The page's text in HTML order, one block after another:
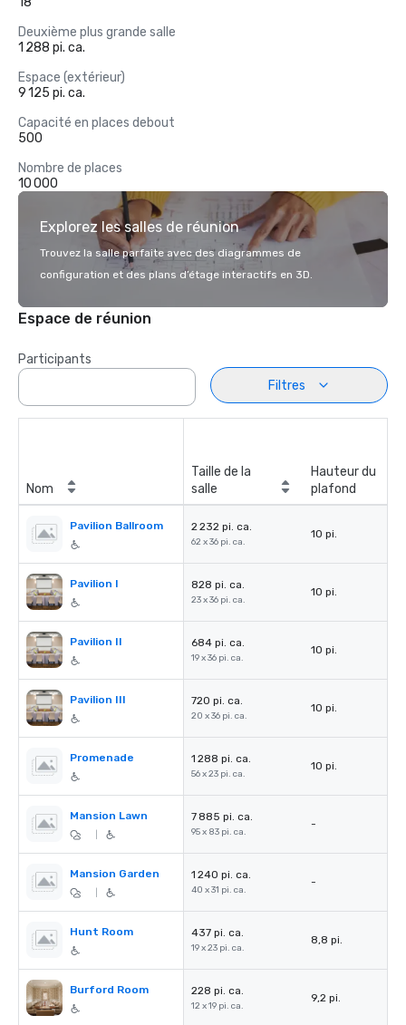
Deuxième plus grande salle
1 288 pi. ca.
Espace (extérieur)
9 125 pi. ca.
Capacité en places debout
500
Nombre de places
10 000
Explorez les salles de réunion
Trouvez la salle parfaite avec des diagrammes de
configuration et des plans d’étage interactifs en 3D.
Espace de réunion
Participants
Filtres
Nom
Taille de la
salle
Hauteur du
plafond
Pavilion Ballroom 2 232 pi. ca.
62 x 36 pi. ca.
10 pi.
Pavilion I 828 pi. ca.
23 x 36 pi. ca.
10 pi.
Pavilion II 684 pi. ca.
19 x 36 pi. ca.
10 pi.
Pavilion III 720 pi. ca.
20 x 36 pi. ca.
10 pi.
Promenade 1 288 pi. ca.
56 x 23 pi. ca.
10 pi.
Mansion Lawn 7 885 pi. ca.
95 x 83 pi. ca.
-
Mansion Garden 1 240 pi. ca.
40 x 31 pi. ca.
-
Hunt Room 437 pi. ca.
19 x 23 pi. ca.
8,8 pi.
Burford Room 228 pi. ca.
12 x 19 pi. ca.
9,2 pi.